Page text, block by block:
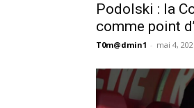
Podolski : la
comme point
T0m@dmin1 - mai 4,